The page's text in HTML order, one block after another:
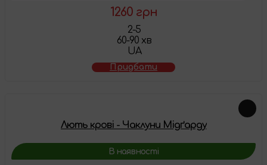
1260 грн
2-5
60-90 хв
UA
Придбати
Лють крові - Чаклуни Мідґарду
В наявності